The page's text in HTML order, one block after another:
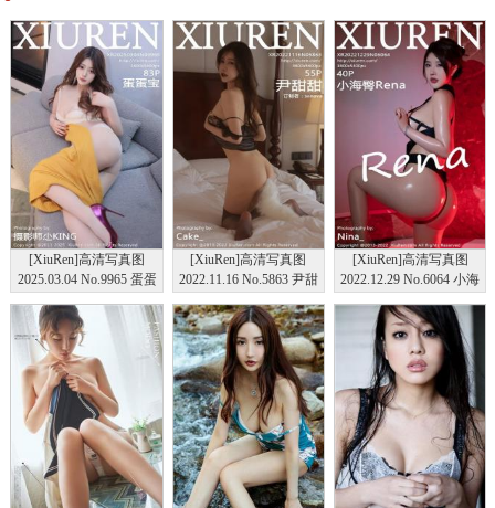
[XiuRen]高清写真图
2025.03.04 No.9965 蛋蛋
[XiuRen]高清写真图
2022.11.16 No.5863 尹甜
[XiuRen]高清写真图
2022.12.29 No.6064 小海